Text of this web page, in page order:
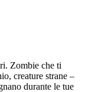
Zombie che ti
creature strane –
durante le tue